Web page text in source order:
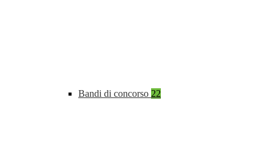
Bandi di concorso 22